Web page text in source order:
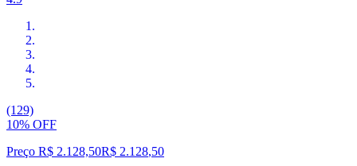
(129)
10% OFF
Preço R$ 2.128,50R$ 2.128,50